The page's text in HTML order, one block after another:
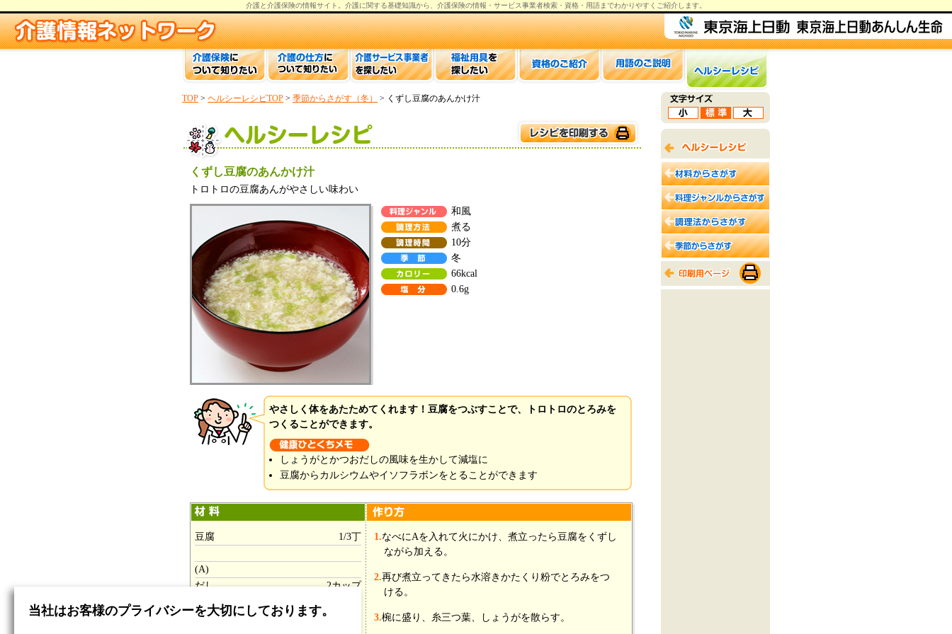
介護と介護保険の情報サイト。 介護に関する基礎知識から、 介護保険の情報 ・サービス事業者検索・資格・用語までわかりやすくご紹介します。
TOP > ヘルシーレシピTOP > 季節からさがす（冬） > くずし豆腐のあんかけ汁
くずし豆腐のあんかけ汁
トロトロの豆腐あんがやさしい味わい
和風
煮る
10分
冬
66kcal
0.6g
やさしく体をあたためてくれます！豆腐をつぶすことで、トロトロのとろみを
つくることができます。
しょうがとかつおだしの風味を生かして減塩に
豆腐からカルシウムやイソフラボンをとることができます
豆腐 1/3丁
(A)
だし
2カップ
塩
1.なべにAを入れて火にかけ、煮立ったら豆腐をくずし
ながら加える。
2.再び煮立ってきたら水溶きかたくり粉でとろみをつ
ける。
3.椀に盛り、糸三つ葉、しょうがを散らす。
当社はお客様のプライバシーを大切にしております。